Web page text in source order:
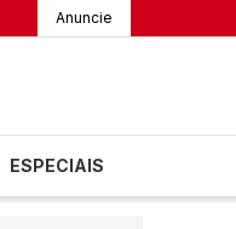
Anuncie
ESPECIAIS